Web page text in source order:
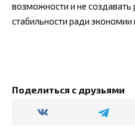
возможности и не
стабильности ради экономии
Поделиться с друзьями